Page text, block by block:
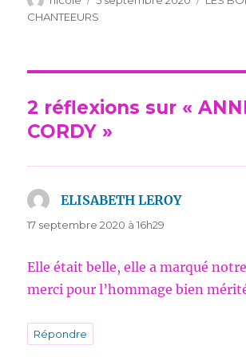
le
CHANTEEURS
2 réflexions sur «
CORDY »
ELISABETH LEROYdit :
17 septembre 2020 à 16h29
Elle était belle, elle a marqué
merci pour l’hommage bien
Répondre